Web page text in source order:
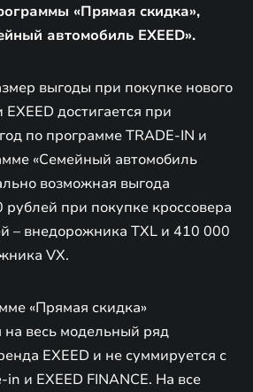
«Прямая скидка»,
автомобиль EXEED».
выгоды при покупке нового
достигается при
по программе TRADE-IN и
«Семейный автомобиль
возможная выгода
рублей при покупке кроссовера
– внедорожника TXL и 410 000
VX.
«Прямая скидка»
на весь модельный ряд
EXEED и не суммируется с
и EXEED FINANCE. На все